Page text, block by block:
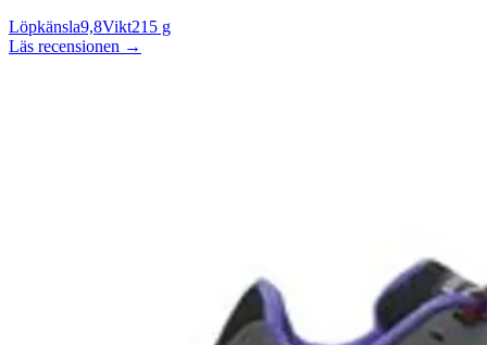
Löpkänsla9,8Vikt215 g
Läs recensionen →